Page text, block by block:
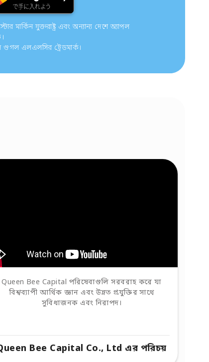
মার্কিন যুক্তরাষ্ট্র এবং অন্যান্য দেশে অ্যাপল
এলএলসির ট্রেডমার্ক।
Queen Bee Capital পরিষেবাগুলি সরবরাহ করে যা
বিশ্বব্যাপী আর্থিক জ্ঞান এবং উন্নত প্রযুক্তির সাথে
সুবিধাজনক এবং নিরাপদ।
Bee Capital Co., Ltd এর পরিচয়